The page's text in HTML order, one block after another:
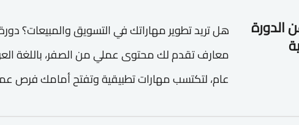
الدورة
هل تريد تطوير مهاراتك في التسويق والمبيعات؟
معارف تقدم لك محتوى عملي من الصفر، باللغة
عام، لتكتسب مهارات تطبيقية وتفتح أمامك فرص